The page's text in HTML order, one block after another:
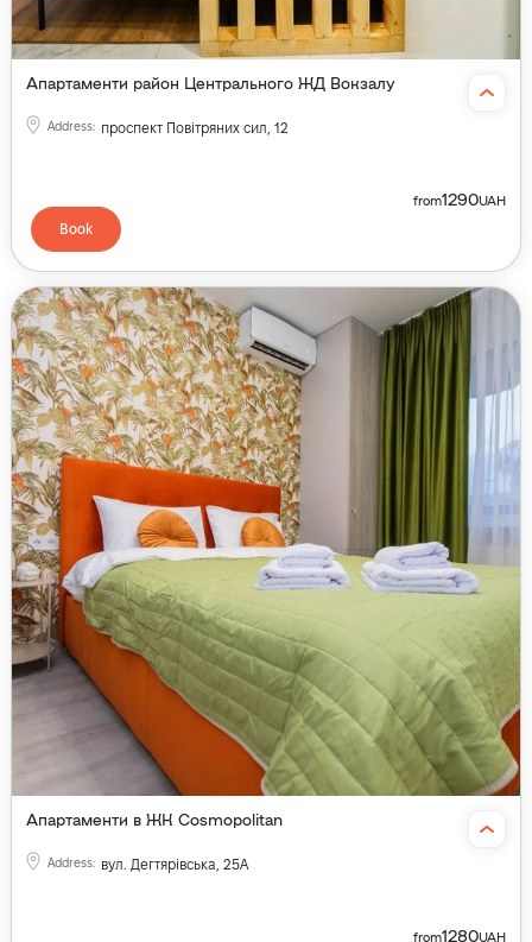
Апартаменти район Центрального ЖД Вокзалу
Address: проспект Повітряних сил, 12
from1290UAH
Book
Апартаменти в ЖК Cosmopolitan
Address: вул. Дегтярівська, 25А
from1280UAH